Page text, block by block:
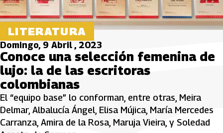
LITERATURA
Domingo, 9 Abril , 2023
Conoce una selección femenina de
lujo: la de las escritoras
colombianas
El “equipo base” lo conforman, entre otras, Meira
Delmar, Albalucía Ángel, Elisa Mújica, María Mercedes
Carranza, Amira de la Rosa, Maruja Vieira, y Soledad